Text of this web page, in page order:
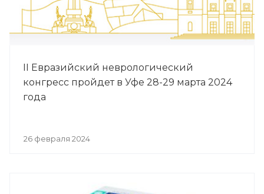
II Евразийский неврологический
конгресс пройдет в Уфе 28-29 марта 2024
года
26 февраля 2024